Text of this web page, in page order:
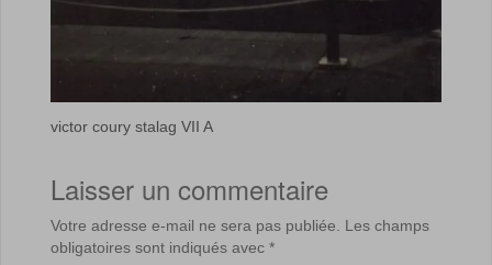
victor coury stalag VII A
Laisser un commentaire
Votre adresse e-mail ne sera pas publiée. Les champs
obligatoires sont indiqués avec *